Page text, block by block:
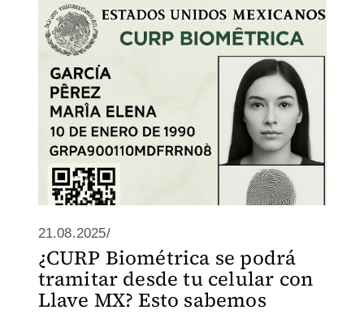
21.08.2025/
¿CURP Biométrica se podrá
tramitar desde tu celular con
Llave MX? Esto sabemos